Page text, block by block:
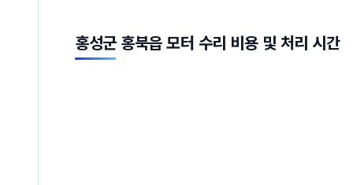
홍성군 홍북읍 모터 수리 비용 및 처리 시간